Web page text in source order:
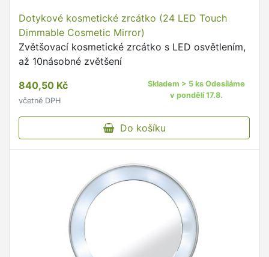
Dotykové kosmetické zrcátko (24 LED Touch
Dimmable Cosmetic Mirror)
Zvětšovací kosmetické zrcátko s LED osvětlením,
až 10násobné zvětšení
840,50 Kč
včetně DPH
Skladem > 5 ks Odesíláme
v pondělí 17.8.
Do košíku